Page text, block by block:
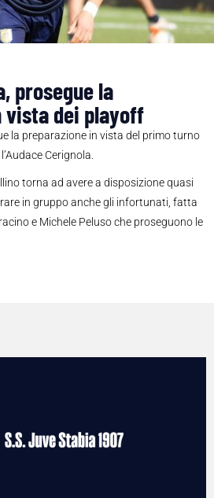
prosegue la
vista dei playoff
la preparazione in vista del primo turno
Cerignola.
torna ad avere a disposizione quasi
in gruppo anche gli infortunati, fatta
e Michele Peluso che proseguono le